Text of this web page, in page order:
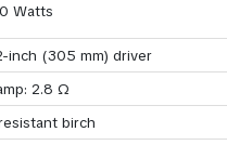
Watts
inch (305 mm) driver
2.8 Ω
birch